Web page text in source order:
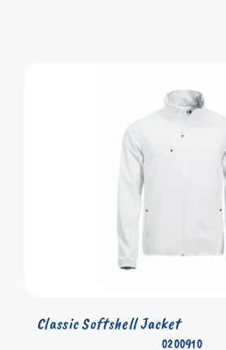
0200910
Classic Softshell Jacket